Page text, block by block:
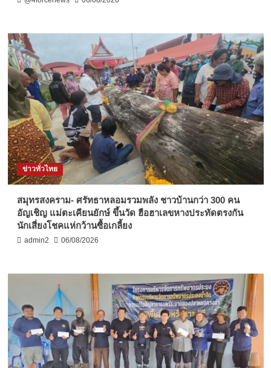
ข่าวทั่วไทย
สมุทรสงคราม- ศรัทธาหลอมรวมพลัง ชาวบ้านกว่า 300 คน
อัญเชิญ แม่ตะเคียนยักษ์ ขึ้นวัด ฮือฮาเลขหางประทัดตรงกัน
นักเสี่ยงโชคแห่กว้านซื้อเกลี้ยง
admin2 06/08/2026